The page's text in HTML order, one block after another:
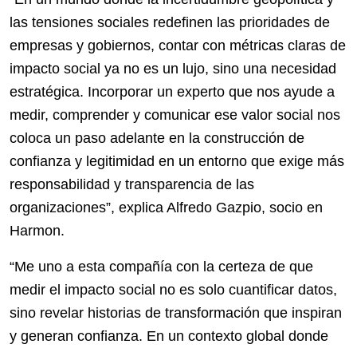
las tensiones sociales redefinen las prioridades de
empresas y gobiernos, contar con métricas claras de
impacto social ya no es un lujo, sino una necesidad
estratégica. Incorporar un experto que nos ayude a
medir, comprender y comunicar ese valor social nos
coloca un paso adelante en la construcción de
confianza y legitimidad en un entorno que exige más
responsabilidad y transparencia de las
organizaciones”, explica Alfredo Gazpio, socio en
Harmon.
“Me uno a esta compañía con la certeza de que
medir el impacto social no es solo cuantificar datos,
sino revelar historias de transformación que inspiran
y generan confianza. En un contexto global donde